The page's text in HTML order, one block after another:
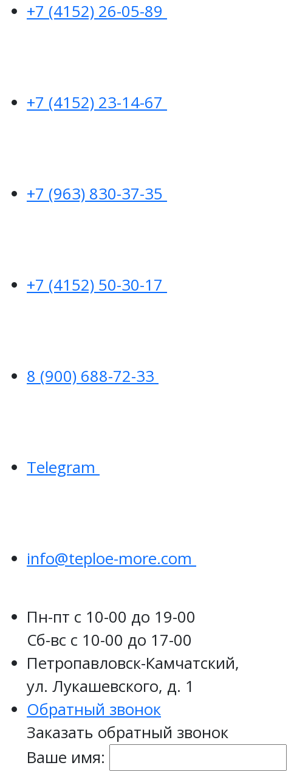
+7 (4152) 26-05-89
+7 (4152) 23-14-67
+7 (963) 830-37-35
+7 (4152) 50-30-17
8 (900) 688-72-33
Telegram
info@teploe-more.com
Пн-пт с 10-00 до 19-00
Сб-вс с 10-00 до 17-00
Петропавловск-Камчатский,
ул. Лукашевского, д. 1
Обратный звонок
Заказать обратный звонок
Ваше имя: